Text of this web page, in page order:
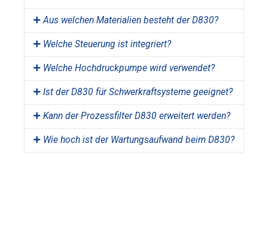
Aus welchen Materialien besteht der D830?
Welche Steuerung ist integriert?
Welche Hochdruckpumpe wird verwendet?
Ist der D830 für Schwerkraftsysteme geeignet?
Kann der Prozessfilter D830 erweitert werden?
Wie hoch ist der Wartungsaufwand beim D830?